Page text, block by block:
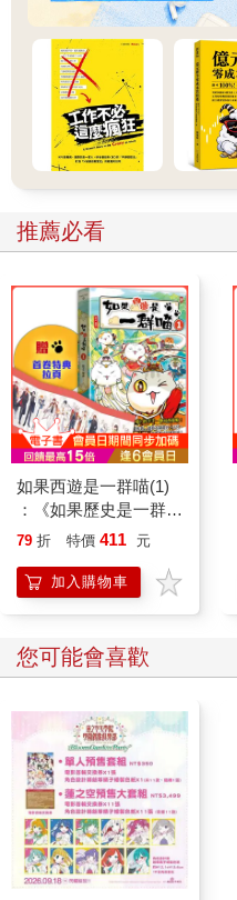
推薦必看
如果西遊是一群喵(1)
：《如果歷史是一群
喵》作者最新力作，附
79 折 特價 411 元
加入購物車
您可能會喜歡